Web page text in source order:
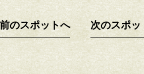
前のスポットへ 次のスポッ